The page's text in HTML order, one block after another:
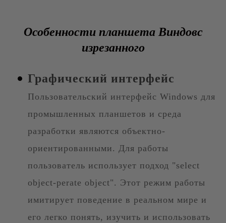
Особенности планшета Виндовс
изрезанного
Графический интерфейс
Пользовательский интерфейс Windows для
промышленных планшетов и среда
разработки являются объектно-
ориентированными. Для работы
пользователь использует подход "select
object-perate object". Этот режим работы
имитирует поведение в реальном мире и
его легко понять, изучить и использовать